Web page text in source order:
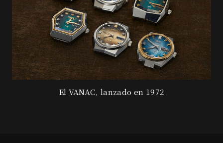
El VANAC, lanzado en 1972